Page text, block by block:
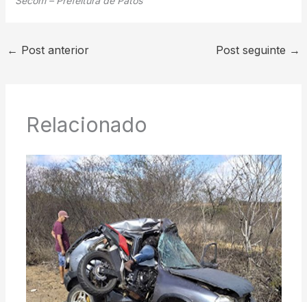
← Post anterior Post seguinte →
Relacionado